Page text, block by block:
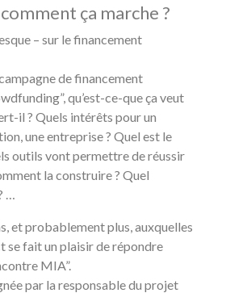
ça marche ?
– sur le financement
de financement
qu’est-ce-que ça veut
il ? Quels intérêts pour un
une entreprise ? Quel est le
outils vont permettre de réussir
la construire ? Quel
…
et probablement plus, auxquelles
se fait un plaisir de répondre
MIA”.
par la responsable du projet